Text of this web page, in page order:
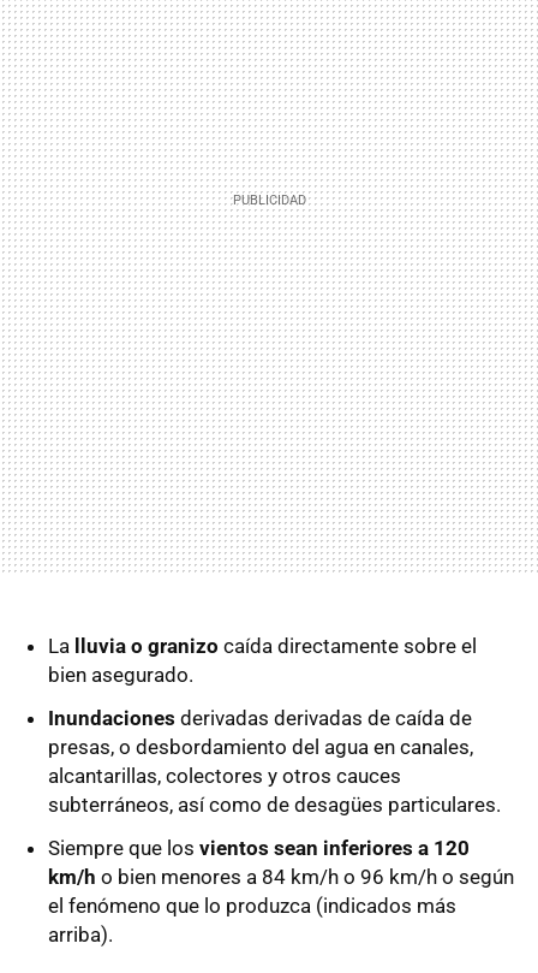
La lluvia o granizo caída directamente sobre el
bien asegurado.
Inundaciones derivadas derivadas de caída de
presas, o desbordamiento del agua en canales,
alcantarillas, colectores y otros cauces
subterráneos, así como de desagües particulares.
Siempre que los vientos sean inferiores a 120
km/h o bien menores a 84 km/h o 96 km/h o según
el fenómeno que lo produzca (indicados más
arriba).